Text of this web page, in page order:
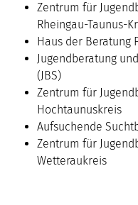
Zentrum für
Rheingau-Taunus-
Haus der Beratung
Jugendberatung
(JBS)
Zentrum für
Hochtaunuskreis
Aufsuchende
Zentrum für
Wetteraukreis